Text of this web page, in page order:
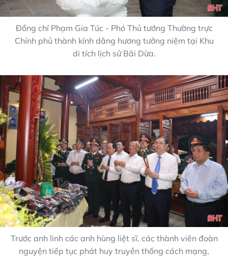
Đồng chí Phạm Gia Túc - Phó Thủ tướng Thường trực
Chính phủ thành kính dâng hương tưởng niệm tại Khu
di tích lịch sử Bãi Dừa.
Trước anh linh các anh hùng liệt sĩ, các thành viên đoàn
nguyện tiếp tục phát huy truyền thống cách mạng,